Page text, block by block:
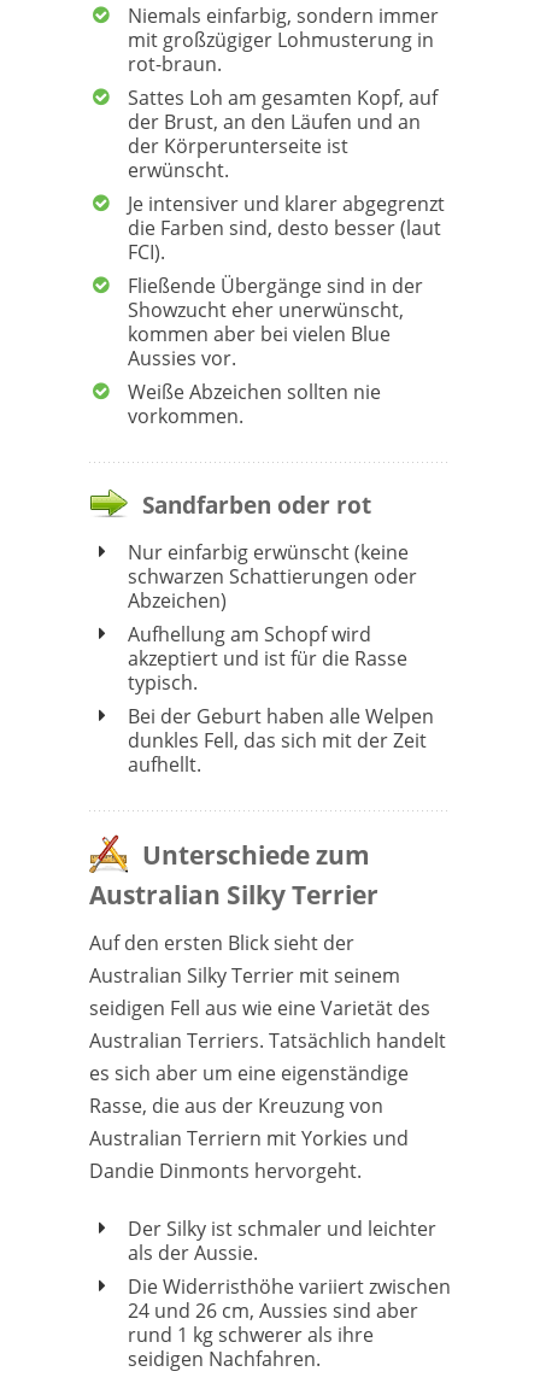
Niemals einfarbig, sondern immer
mit großzügiger Lohmusterung in
rot-braun.
Sattes Loh am gesamten Kopf, auf
der Brust, an den Läufen und an
der Körperunterseite ist
erwünscht.
Je intensiver und klarer abgegrenzt
die Farben sind, desto besser (laut
FCI).
Fließende Übergänge sind in der
Showzucht eher unerwünscht,
kommen aber bei vielen Blue
Aussies vor.
Weiße Abzeichen sollten nie
vorkommen.
Sandfarben oder rot
Nur einfarbig erwünscht (keine
schwarzen Schattierungen oder
Abzeichen)
Aufhellung am Schopf wird
akzeptiert und ist für die Rasse
typisch.
Bei der Geburt haben alle Welpen
dunkles Fell, das sich mit der Zeit
aufhellt.
Unterschiede zum
Australian Silky Terrier
Auf den ersten Blick sieht der
Australian Silky Terrier mit seinem
seidigen Fell aus wie eine Varietät des
Australian Terriers. Tatsächlich handelt
es sich aber um eine eigenständige
Rasse, die aus der Kreuzung von
Australian Terriern mit Yorkies und
Dandie Dinmonts hervorgeht.
Der Silky ist schmaler und leichter
als der Aussie.
Die Widerristhöhe variiert zwischen
24 und 26 cm, Aussies sind aber
rund 1 kg schwerer als ihre
seidigen Nachfahren.